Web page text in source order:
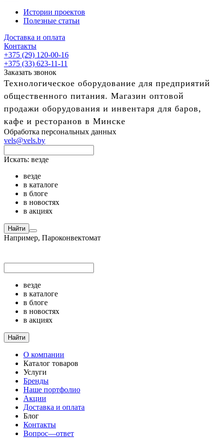
Истории проектов
Полезные статьи
Доставка и оплата
Контакты
+375 (29) 120-00-16
+375 (33) 623-11-11
Заказать звонок
Технологическое оборудование для предприятий
общественного питания. Магазин оптовой
продажи оборудования и инвентаря для баров,
кафе и ресторанов в Минске
Обработка персональных данных
vels@vels.by
Искать: везде
везде
в каталоге
в блоге
в новостях
в акциях
Найти
Например, Пароконвектомат
везде
в каталоге
в блоге
в новостях
в акциях
Найти
О компании
Каталог товаров
Услуги
Бренды
Наше портфолио
Акции
Доставка и оплата
Блог
Контакты
Вопрос—ответ